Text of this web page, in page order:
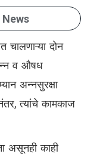
News
चालणाऱ्या दोन
व औषध
अन्नसुरक्षा
त्यांचे कामकाज
असूनही काही